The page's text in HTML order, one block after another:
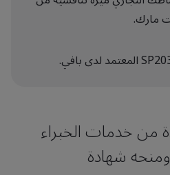
مارك.
من خدمات الخبراء
شهادة